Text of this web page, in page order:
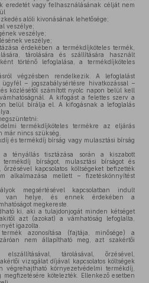
eredetét vagy felhasználásának célját nem
alóli kivonásának lehetősége;
veszélye;
veszélye;
veszélye;
érdekében a termékdíjköteles termék,
tárolására és szállítására használt
történő lefoglalása, a termékdíjköteles
végzésben rendelkezik. A lefoglalást
– jogszabálysértésre hivatkozással –
közlésétől számított nyolc napon belül kell
A kifogást a felettes szerv a
belül bírálja el. A kifogásnak a lefoglalás
termékdíjköteles termékre az eljárás
már nincs szükség,
és termékdíj bírság vagy mulasztási bírság
tényállás tisztázása során a kiszabott
bírságot, mulasztási bírságot és
kapcsolatos költségeket befizették
alkalmazása mellett – fizetéskönnyítést
megsértésével kapcsolatban indult
van helye, és ennek érdekében a
megkereste.
ki, aki a tulajdonjogát minden kétséget
azt (azokat) a vámhatóság lefoglalta,
igazolta.
azonosítása (fajtája, minősége) a
nem állapítható meg, azt szakértői
tárolásával, őrzésével,
vizsgálat díjával kapcsolatos költségek
környezetvédelmi termékdíj,
kötelezték. Ellenkező esetben